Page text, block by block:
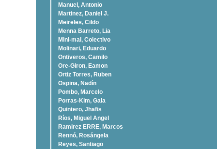
Manuel, Antonio
Martinez, Daniel J.
Meireles, Cildo
Menna Barreto, Lia
Mini-mal, Colectivo
Molinari, Eduardo
Ontiveros, Camilo
Ore-Giron, Eamon
Ortiz Torres, Ruben
Ospina, Nadí­n
Pombo, Marcelo
Porras-Kim, Gala
Quintero, Jhafis
Rí­os, Miguel Angel
Ramirez ERRE, Marcos
Rennó, Rosángela
Reyes, Santiago